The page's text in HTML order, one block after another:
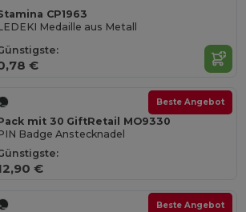
CP1963
Medaille aus Metall
€
Beste Angebot
mit 30 GiftRetail MO9330
Badge Anstecknadel
€
Beste Angebot